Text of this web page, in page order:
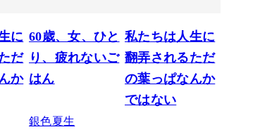
に
だ
か
60歳、女、ひと
り、疲れないご
はん
銀色夏生
私たちは人生に
翻弄されるただ
の葉っぱなんか
ではない